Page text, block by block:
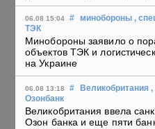
06.08 15:04 # минобороны ,
ТЭК
Минобороны заявило о
объектов ТЭК и
на Украине
06.08 13:18 # Великобритания ,
Озонбанк
Великобритания ввела
Озон банка и еще пяти